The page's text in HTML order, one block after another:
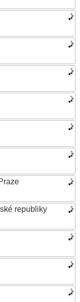
republiky